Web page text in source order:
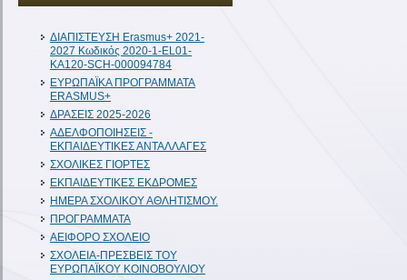
ΔIAΠΙΣΤΕΥΣΗ Erasmus+ 2021-
2027 Κωδικός 2020-1-EL01-
KA120-SCH-000094784
ΕΥΡΩΠΑΪΚΑ ΠΡΟΓΡΑΜΜΑΤΑ
ERASMUS+
ΔΡΑΣΕΙΣ 2025-2026
ΑΔΕΛΦΟΠΟΙΗΣΕΙΣ -
ΕΚΠΑΙΔΕΥΤΙΚΕΣ ΑΝΤΑΛΛΑΓΕΣ
ΣΧΟΛΙΚΕΣ ΓΙΟΡΤΕΣ
ΕΚΠΑΙΔΕΥΤΙΚΕΣ ΕΚΔΡΟΜΕΣ
ΗΜΕΡΑ ΣΧΟΛΙΚΟΥ ΑΘΛΗΤΙΣΜΟΥ.
ΠΡΟΓΡΑΜΜΑΤΑ
ΑΕΙΦΟΡΟ ΣΧΟΛΕΙΟ
ΣΧΟΛΕΙΑ-ΠΡΕΣΒΕΙΣ ΤΟΥ
ΕΥΡΩΠΑΪΚΟΥ ΚΟΙΝΟΒΟΥΛΙΟΥ